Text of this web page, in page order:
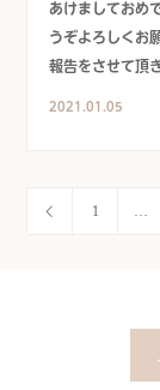
あけましておめ
うぞよろしくお
報告をさせて頂
2021.01.05
1 …